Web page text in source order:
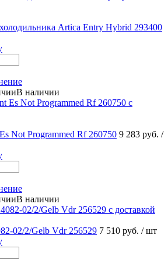
Artica Entry Hybrid 293400
В наличии
Not Programmed Rf 260750 9 283 руб. /
В наличии
02/2/Gelb Vdr 256529 7 510 руб. / шт